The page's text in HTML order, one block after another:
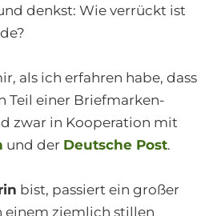
denkst: Wie verrückt ist
als ich erfahren habe, dass
Teil einer Briefmarken-
zwar in Kooperation mit
und der Deutsche Post.
bist, passiert ein großer
einem ziemlich stillen